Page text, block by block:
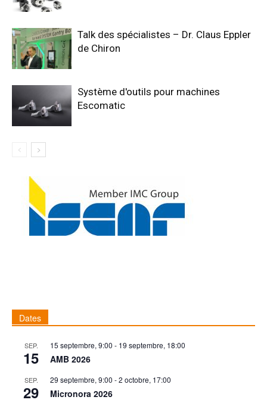
Talk des spécialistes – Dr. Claus Eppler
de Chiron
Système d'outils pour machines
Escomatic
Dates
SEP.
15
15 septembre, 9:00 - 19 septembre, 18:00
AMB 2026
SEP.
29
29 septembre, 9:00 -2 octobre, 17:00
Micronora 2026